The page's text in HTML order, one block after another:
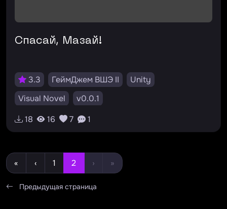
Спасай, Мазай!
3.3 ГеймДжем ВШЭ II
Unity
Visual Novel
v0.0.1
18
16 7 1
« ‹ 1 2 › »
Предыдущая страница